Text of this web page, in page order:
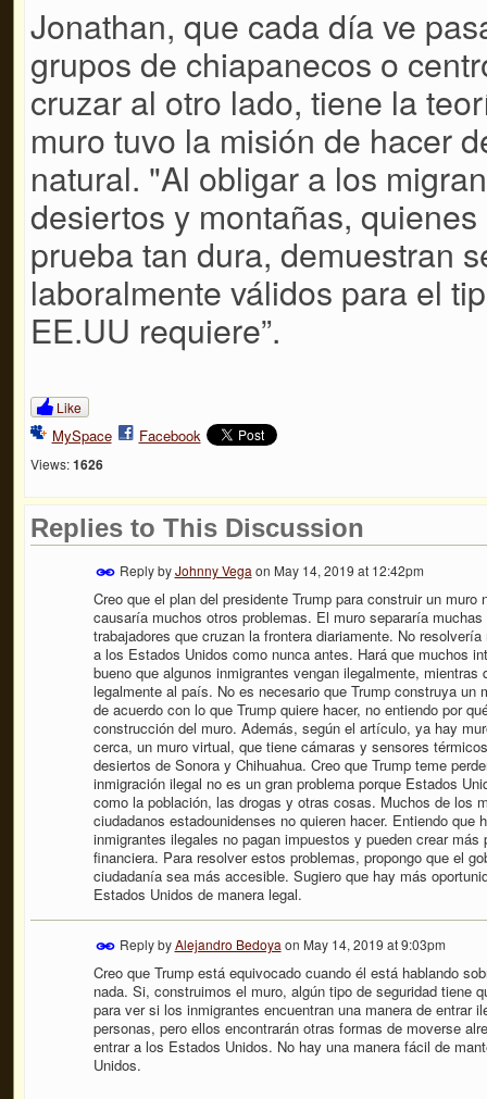
Jonathan, que cada día ve
grupos de chiapanecos o
cruzar al otro lado, tiene la
muro tuvo la misión de hacer
natural. "Al obligar a los
desiertos y montañas,
prueba tan dura, demuestran
laboralmente válidos para el
EE.UU requiere”.
Like
MySpace Facebook
Views: 1626
Replies to This Discussion
Reply byJohnny Vega on May 14, 2019 at 12:42pm
Creo que el plan del presidente Trump para construir un
causaría muchos otros problemas. El muro separaría
trabajadores que cruzan la frontera diariamente. No
a los Estados Unidos como nunca antes. Hará que muchos
bueno que algunos inmigrantes vengan ilegalmente,
legalmente al país. No es necesario que Trump construya un
de acuerdo con lo que Trump quiere hacer, no entiendo por
construcción del muro. Además, según el artículo, ya hay
cerca, un muro virtual, que tiene cámaras y sensores
desiertos de Sonora y Chihuahua. Creo que Trump teme
inmigración ilegal no es un gran problema porque Estados
como la población, las drogas y otras cosas. Muchos de los
ciudadanos estadounidenses no quieren hacer. Entiendo que
inmigrantes ilegales no pagan impuestos y pueden crear más
financiera. Para resolver estos problemas, propongo que el
ciudadanía sea más accesible. Sugiero que hay más
Estados Unidos de manera legal.
Reply byAlejandro Bedoya on May 14, 2019 at 9:03pm
Creo que Trump está equivocado cuando él está hablando
nada. Si, construimos el muro, algún tipo de seguridad tiene
para ver si los inmigrantes encuentran una manera de entrar
personas, pero ellos encontrarán otras formas de moverse
entrar a los Estados Unidos. No hay una manera fácil de
Unidos.